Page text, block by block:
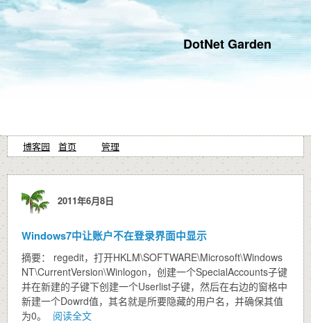
DotNet Garden
博客园 首页 管理
2011年6月8日
Windows7中让账户不在登录界面中显示
摘要： regedit，打开HKLM\SOFTWARE\Microsoft\Windows
NT\CurrentVersion\Winlogon，创建一个SpecialAccounts子键
并在新建的子键下创建一个Userlist子键，然后在右边的窗格中
新建一个Dowrd值，其名就是所要隐藏的用户名，并确保其值
为0。
阅读全文